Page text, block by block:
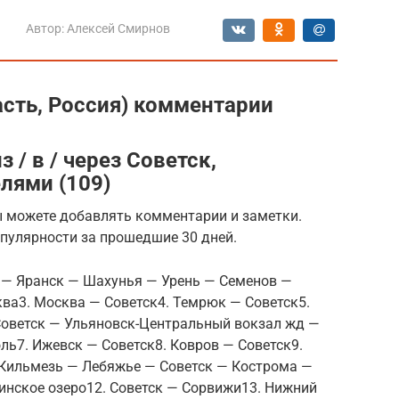
Автор: Алексей Смирнов
Россия) комментарии
/ в / через Советск,
(109)
добавлять комментарии и заметки.
за прошедшие 30 дней.
— Яранск — Шахунья — Урень — Семенов —
Москва — Советск4. Темрюк — Советск5.
— Ульяновск-Центральный вокзал жд —
Ижевск — Советск8. Ковров — Советск9.
— Лебяжье — Советск — Кострома —
озеро12. Советск — Сорвижи13. Нижний